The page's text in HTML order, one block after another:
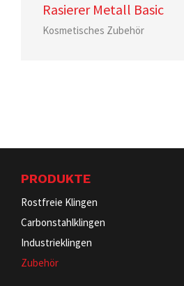
Rasierer Metall Basic
Kosmetisches Zubehör
PRODUKTE
Rostfreie Klingen
Carbonstahlklingen
Industrieklingen
Zubehör